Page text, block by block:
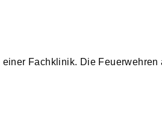
Fachklinik. Die Feuerwehren